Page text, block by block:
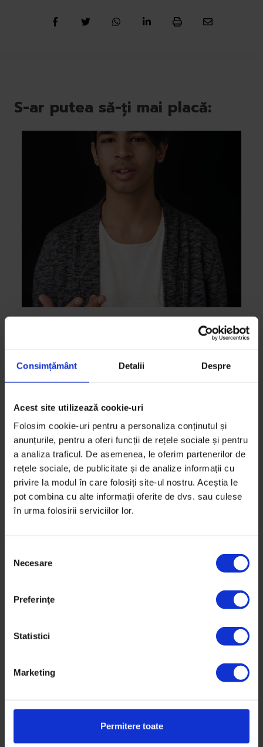
Consimțământ Detalii Despre
Acest site utilizează cookie-uri
Folosim cookie-uri pentru a personaliza conținutul și
anunțurile, pentru a oferi funcții de rețele sociale și pentru
a analiza traficul. De asemenea, le oferim partenerilor de
rețele sociale, de publicitate și de analize informații cu
privire la modul în care folosiți site-ul nostru. Aceștia le
pot combina cu alte informații oferite de dvs. sau culese
în urma folosirii serviciilor lor.
Necesare
Preferinţe
Statistici
Marketing
Permitere toate
S-ar putea să-ți mai placă:
Toto Horvath
18 ani, actor și regizor
Fotografie deAlex Gâlmeanu
Timp de citire: 3 minute
2 decembrie 2018
Andrei Miu
38 de ani, Profesor de neuroștiințe cognitive,